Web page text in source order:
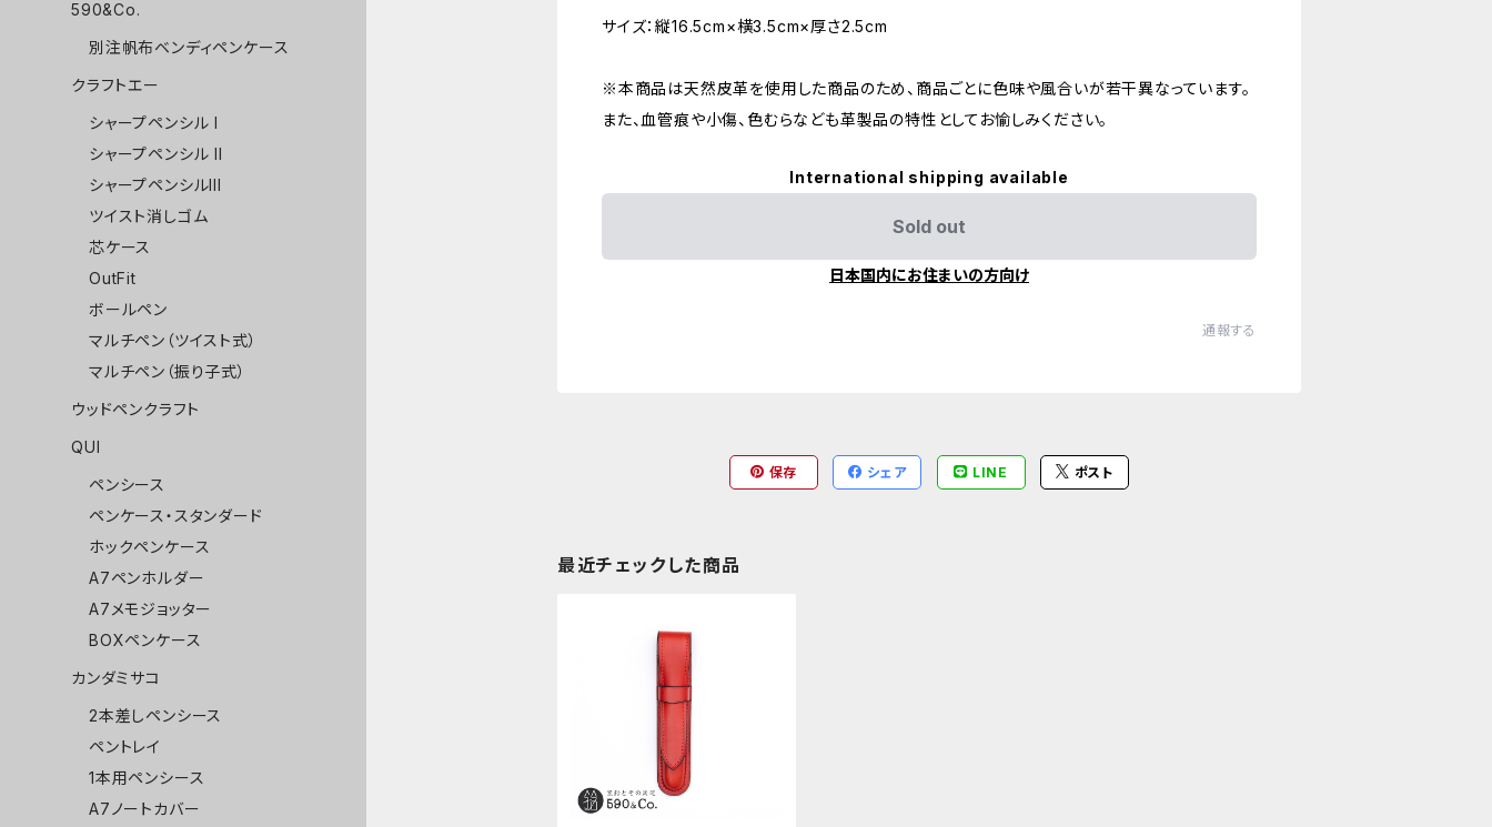
サイズ：縦16.5cm×横3.5cm×厚さ2.5cm
※本商品は天然皮革を使用した商品のため、商品ごとに色味や風合いが若干異なっています。
また、血管痕や小傷、色むらなども革製品の特性としてお愉しみください。
International shipping available
Sold out
日本国内にお住まいの方向け
通報する
保存 シェア LINE ポスト
最近チェックした商品
590&Co.
別注帆布ベンディペンケース
クラフトエー
シャープペンシル I
シャープペンシル II
シャープペンシルIII
ツイスト消しゴム
芯ケース
OutFit
ボールペン
マルチペン（ツイスト式）
マルチペン（振り子式）
ウッドペンクラフト
QUI
ペンシース
ペンケース・スタンダード
ホックペンケース
A7ペンホルダー
A7メモジョッター
BOXペンケース
カンダミサコ
2本差しペンシース
ペントレイ
1本用ペンシース
A7ノートカバー